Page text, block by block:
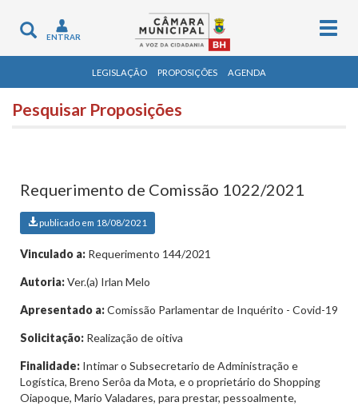
Toggle
navigation
ENTRAR
LEGISLAÇÃO PROPOSIÇÕES AGENDA
Pesquisar Proposições
Requerimento de Comissão 1022/2021
publicado em 18/08/2021
Vinculado a: Requerimento 144/2021
Autoria:Ver.(a) Irlan Melo
Apresentado a:Comissão Parlamentar de Inquérito - Covid-19
Solicitação: Realização de oitiva
Finalidade: Intimar o Subsecretario de Administração e
Logística, Breno Serôa da Mota, e o proprietário do Shopping
Oiapoque, Mario Valadares, para prestar, pessoalmente,